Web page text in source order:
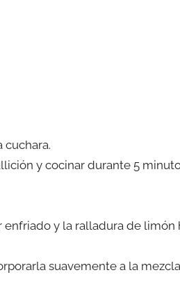
cuchara.
y cocinar durante 5
enfriado y la ralladura de limón
suavemente a la